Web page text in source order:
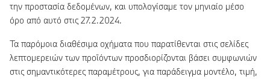
την προστασία δεδομένων, και υπολογίσαμε τον μηνιαίο μέσο
όρο από αυτό στις 27.2.2024.
Τα παρόμοια διαθέσιμα οχήματα που παρατίθενται στις σελίδες
λεπτομερειών των προϊόντων προσδιορίζονται βάσει συμφωνιών
στις σημαντικότερες παραμέτρους, για παράδειγμα μοντέλο, τιμή,